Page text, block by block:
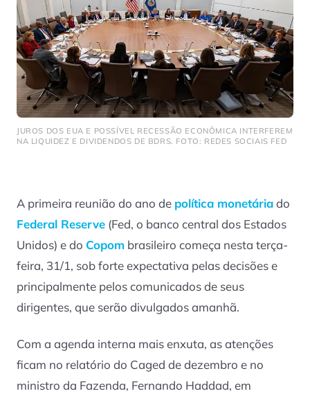
JUROS DOS EUA E POSSÍVEL RECESSÃO ECONÔMICA INTERFEREM
NA LIQUIDEZ E DIVIDENDOS DE BDRS. FOTO: REDES SOCIAIS FED
A primeira reunião do ano de política monetáriado
Federal Reserve (Fed, o banco central dos Estados
Unidos) e do Copom brasileiro começa nesta terça-
feira, 31/1, sob forte expectativa pelas decisões e
principalmente pelos comunicados de seus
dirigentes, que serão divulgados amanhã.
Com a agenda interna mais enxuta, as atenções
ficam no relatório do Caged de dezembro e no
ministro da Fazenda, Fernando Haddad, em